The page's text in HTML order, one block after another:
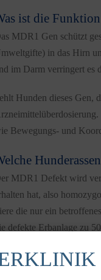
ist die
MDR1 Gen schützt
in das Hirn
im Darm verringert es
Hunden dieses Gen,
Bewegungs- und
MDR1 Defekt wird
hat, also
die nur ein
defekte Erbanlage zu
Tiere sind keine